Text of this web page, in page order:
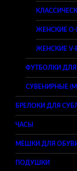
ЖЕНСКИЕ
ЖЕНСКИЕ V-
ФУТБОЛКИ ДЛЯ
СУВЕНИРНЫЕ
БРЕЛОКИ ДЛЯ
ЧАСЫ
МЕШКИ ДЛЯ
ПОДУШКИ